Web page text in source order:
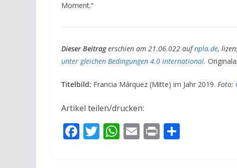
Moment.“
Dieser Beitragerschien am 21.06.022 aufnpla.de,
unter gleichen Bedingungen 4.0 international.
Titelbild: Francia Márquez (Mitte) im Jahr 2019. Foto:
Artikel teilen/drucken:
F T W E Pr